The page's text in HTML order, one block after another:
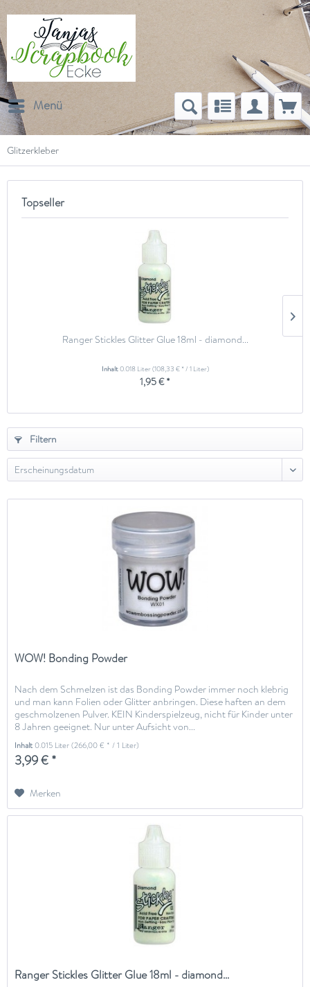
Menü
Glitzerkleber
Topseller
Ranger Stickles Glitter Glue 18ml - diamond...
Inhalt0.018 Liter(108,33 € * / 1 Liter)
1,95 € *
Filtern
WOW! Bonding Powder
Nach dem Schmelzen ist das Bonding Powder immer noch klebrig
und man kann Folien oder Glitter anbringen. Diese haften an dem
geschmolzenen Pulver. KEIN Kinderspielzeug, nicht für Kinder unter
8 Jahren geeignet. Nur unter Aufsicht von...
Inhalt0.015 Liter(266,00 € * / 1 Liter)
3,99 € *
Merken
Ranger Stickles Glitter Glue 18ml - diamond...